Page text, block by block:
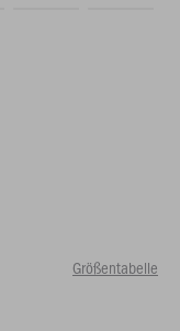
Größentabelle